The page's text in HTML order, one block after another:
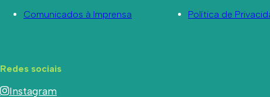
Comunicados à Imprensa
Redes sociais
Instagram
Política de